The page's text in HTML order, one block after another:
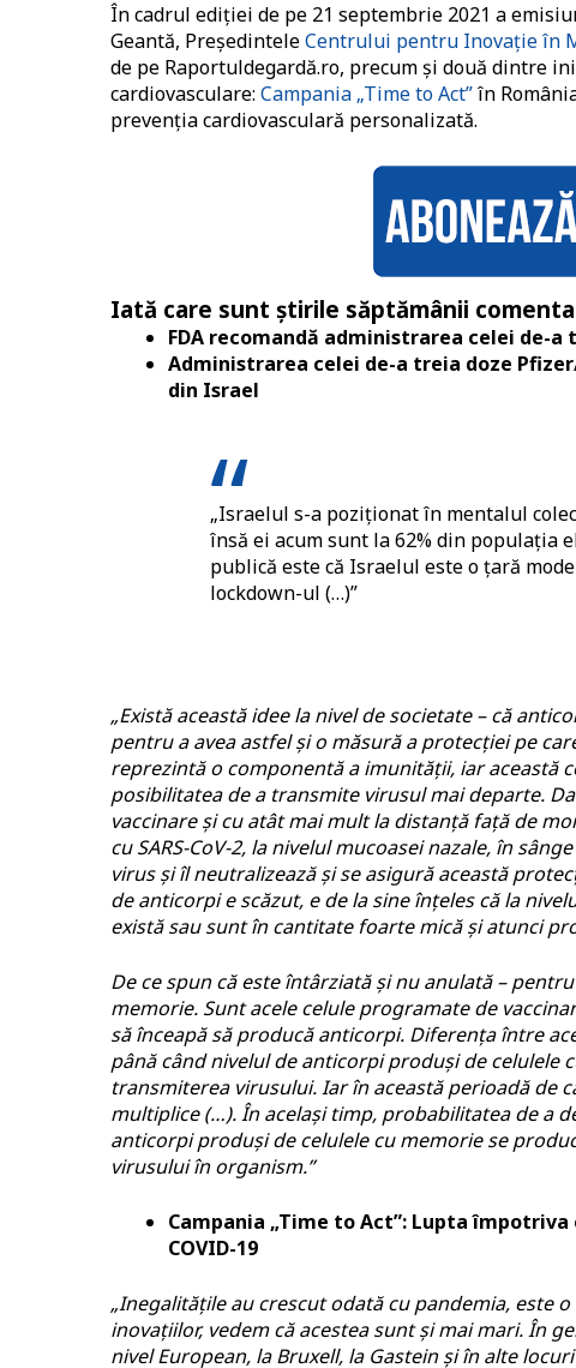
În cadrul ediției de pe 21 septembrie 2021 a
Geantă, PreședinteleCentrului pentru Inovație în
de pe Raportuldegardă.ro, precum și două dintre
cardiovasculare: Campania „Time to Act”în
prevenția cardiovasculară personalizată.
Iată care sunt știrile săptămânii
FDA recomandă administrarea celei de-
Administrarea celei de-a treia doze
din Israel
„Israelul s-a poziționat în mentalul
însă ei acum sunt la 62% din populația
publică este că Israelul este o țară
lockdown-ul (…)”
„Există această idee la nivel de societate – că
pentru a avea astfel și o măsură a protecției pe
reprezintă o componentă a imunității, iar această
posibilitatea de a transmite virusul mai departe.
vaccinare și cu atât mai mult la distanță față de
cu SARS-CoV-2, la nivelul mucoasei nazale, în
virus și îl neutralizează și se asigură această
de anticorpi e scăzut, e de la sine înțeles că la
există sau sunt în cantitate foarte mică și atunci
De ce spun că este întârziată și nu anulată –
memorie. Sunt acele celule programate de
să înceapă să producă anticorpi. Diferența între
până când nivelul de anticorpi produși de celulele
transmiterea virusului. Iar în această perioadă de
multiplice (…). În același timp, probabilitatea de a
anticorpi produși de celulele cu memorie se
virusului în organism.”
Campania „Time to Act”: Lupta
COVID-19
„Inegalitățile au crescut odată cu pandemia, este
inovațiilor, vedem că acestea sunt și mai mari. În
nivel European, la Bruxell, la Gastein și în alte